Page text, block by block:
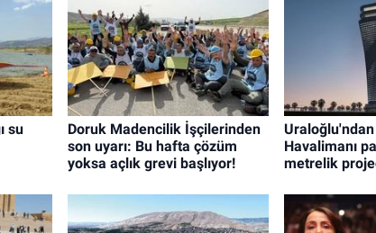
su
Doruk Madencilik İşçilerinden
son uyarı: Bu hafta çözüm
yoksa açlık grevi başlıyor!
Havalimanı
metrelik